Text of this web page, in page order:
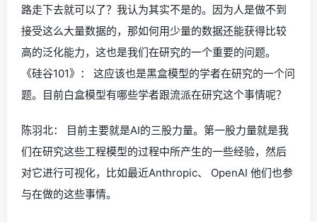
路走下去就可以了？我认为其实不是的。因为人是做不到
接受这么大量数据的，那如何用少量的数据还能获得比较
高的泛化能力，这也是我们在研究的一个重要的问题。
《硅谷101》： 这应该也是黑盒模型的学者在研究的一个问
题。目前白盒模型有哪些学者跟流派在研究这个事情呢？
陈羽北： 目前主要就是AI的三股力量。第一股力量就是我
们在研究这些工程模型的过程中所产生的一些经验，然后
对它进行可视化，比如最近Anthropic、 OpenAI 他们也参
与在做的这些事情。